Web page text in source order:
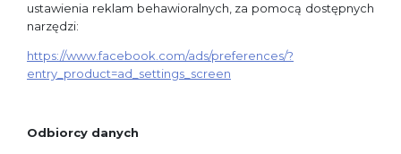
ustawienia reklam behawioralnych, za pomocą dostępnych
narzędzi:
https://www.facebook.com/ads/preferences/?
entry_product=ad_settings_screen
Odbiorcy danych